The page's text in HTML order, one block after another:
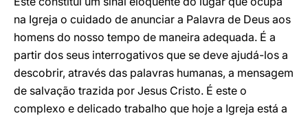
na Igreja o cuidado de anunciar a Palavra de Deus aos
homens do nosso tempo de maneira adequada. É a
partir dos seus interrogativos que se deve ajudá-los a
descobrir, através das palavras humanas, a mensagem
de salvação trazida por Jesus Cristo. É este o
complexo e delicado trabalho que hoje a Igreja está a